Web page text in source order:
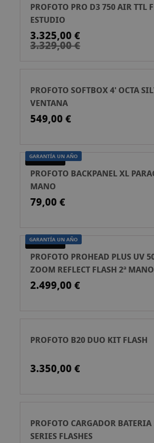
PROFOTO PRO D3 750 AIR TTL
ESTUDIO
3.325,00 €
3.329,00 €
PROFOTO SOFTBOX 4' OCTA
VENTANA
549,00 €
GARANTÍA UN AÑO
SEGONA MÀ
PROFOTO BACKPANEL XL
MANO
79,00 €
GARANTÍA UN AÑO
SEGONA MÀ
PROFOTO PROHEAD PLUS UV
ZOOM REFLECT FLASH 2ª MANO
2.499,00 €
PROFOTO B20 DUO KIT FLASH
3.350,00 €
PROFOTO CARGADOR BATERIA
SERIES FLASHES